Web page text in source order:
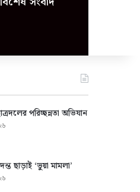
পরিচ্ছন্নতা অভিযান
ছাড়াই ‘ভুয়া মামলা’